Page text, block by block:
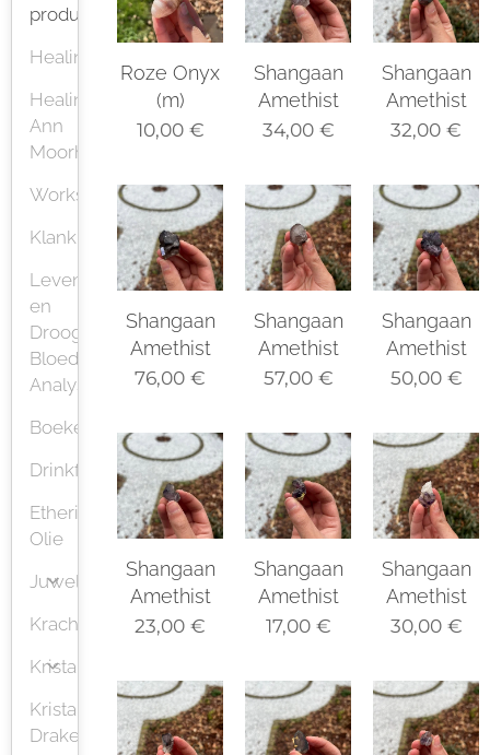
producten
Healing
Healing
Ann
Moorhem
Workshops
Klank
Leven
en
Droog
Bloed
Analyse
Boeken
Drinkflessen
Etherische
Olie
Juwelen
Krachtvoorwerp
Kristallen
Kristallen
Drakenschedels
Roze Onyx
(m)
10,00€
Shangaan
Amethist
34,00€
Shangaan
Amethist
32,00 €
Shangaan
Amethist
76,00 €
Shangaan
Amethist
57,00€
Shangaan
Amethist
50,00€
Shangaan
Amethist
23,00 €
Shangaan
Amethist
17,00€
Shangaan
Amethist
30,00€